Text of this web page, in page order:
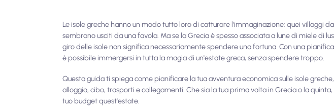
Le isole greche hanno un modo tutto loro di catturare l'immaginazione: quei villaggi
sembrano usciti da una favola. Ma se la Grecia è spesso associata a lune di miele di
giro delle isole non significa necessariamente spendere una fortuna. Con una
è possibile immergersi in tutta la magia di un'estate greca, senza spendere troppo.
Questa guida ti spiega come pianificare la tua avventura economica sulle isole
alloggio, cibo, trasporti e collegamenti. Che sia la tua prima volta in Grecia o la
tuo budget quest'estate.